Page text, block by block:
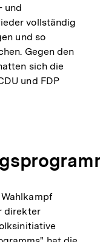
und
vollständig
und so
Gegen den
sich die
und FDP
direkter